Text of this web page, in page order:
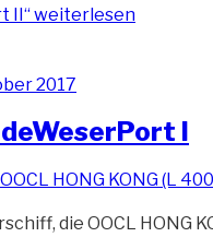
II“weiterlesen
2017
I
die OOCL HONG